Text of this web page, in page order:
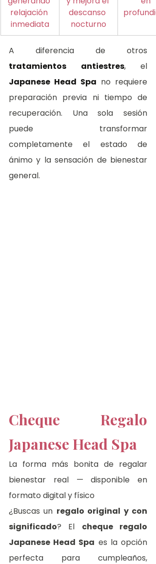
relajación
inmediata
descanso
nocturno
tratamientos antiestres
Japanese Head Spa no requiere
preparación previa ni tiempo de
recuperación. Una sola sesión
puede transformar
completamente el estado de
ánimo y la sensación de bienestar
general.
Cheque Regalo
Japanese Head Spa
La forma más bonita de regalar
bienestar real — disponible en
formato digital y físico
¿Buscas un regalo original y con
significado? El cheque regalo
Japanese Head Spa es la opción
perfecta para cumpleaños,